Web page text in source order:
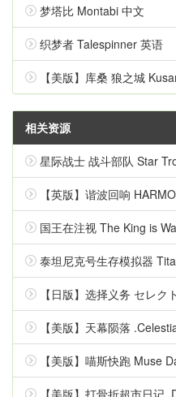
梦塔比 Montabi 中文
织梦者 Talespinner 英语
【美版】库桑 狼之城
相关资源
星际战士 战斗部队 Star
【英版】谐波回响
国王在注视 The King is
泰坦尼克号生存模拟器
【日版】选择义务 セレク
【美版】天幕陨落
【美版】喵斯快跑 Muse